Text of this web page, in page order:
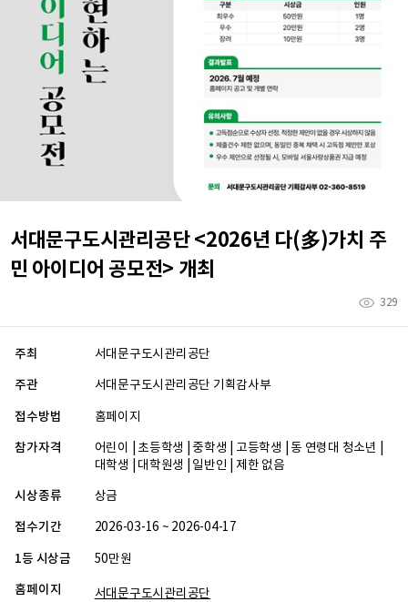
서대문구도시관리공단 <2026년 다(多)가치 주
민 아이디어 공모전> 개최
329
주최 서대문구도시관리공단
주관 서대문구도시관리공단 기획감사부
접수방법 홈페이지
참가자격
어린이 | 초등학생 | 중학생 | 고등학생 | 동 연령대 청소년 |
대학생 | 대학원생 | 일반인 | 제한 없음
시상종류 상금
접수기간 2026-03-16 ~ 2026-04-17
1등 시상금 50만원
홈페이지 서대문구도시관리공단